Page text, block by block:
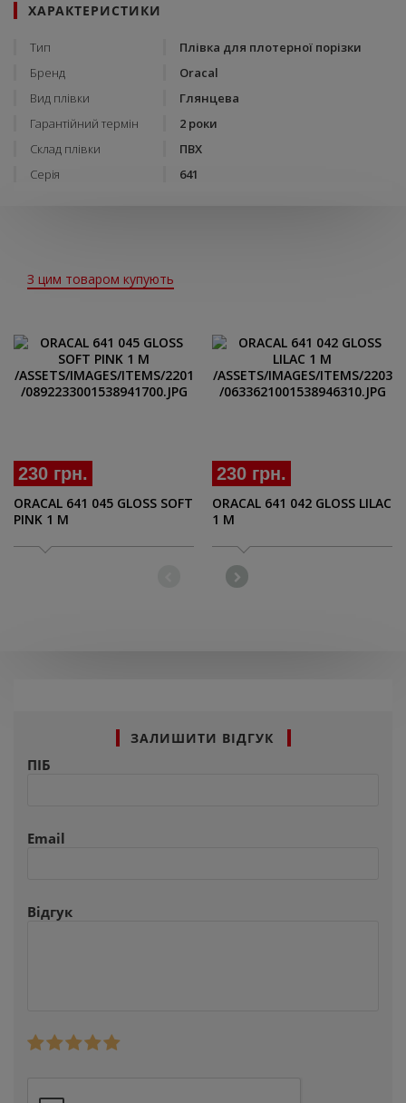
ХАРАКТЕРИСТИКИ
Тип
Плівка для плотерної порізки
Бренд
Oracal
Вид плівки
Глянцева
Гарантійний термін
2 роки
Склад плівки
ПВХ
Серія
641
З цим товаром купують
230 грн.
ORACAL 641 045 GLOSS SOFT
PINK 1 M
230 грн.
ORACAL 641 042 GLOSS LILAC
1 M
ЗАЛИШИТИ ВІДГУК
ПІБ
Email
Відгук